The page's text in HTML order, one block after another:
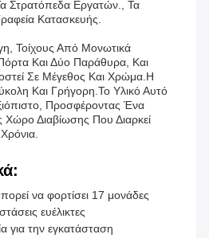
Στρατόπεδα Εργατών., Τα
Κατασκευής.
Τοίχους Από Μονωτικά
Και Δύο Παράθυρα, Και
Σε Μέγεθος Και Χρώμα.Η
Και Γρήγορη.Το Υλικό Αυτό
Προσφέροντας Ένα
Διαβίωσης Που Διαρκεί
να φορτίσει 17 μονάδες
ευέλικτες
για την εγκατάσταση